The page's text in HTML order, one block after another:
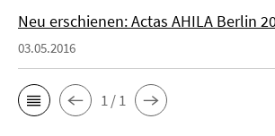
Neu erschienen: Actas AHILA Berlin
03.05.2016
1 / 1